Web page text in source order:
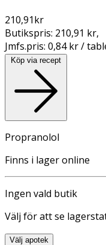
210,91kr
Butikspris: 210,91 kr,
Jmfs.pris: 0,84 kr /
Köp via recept
Propranolol
Finns i lager online
Ingen vald butik
Välj för att se
Välj apotek